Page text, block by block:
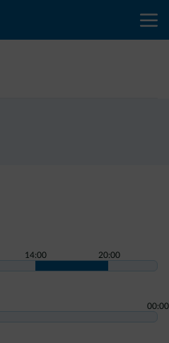
14:00 20:00
00:00